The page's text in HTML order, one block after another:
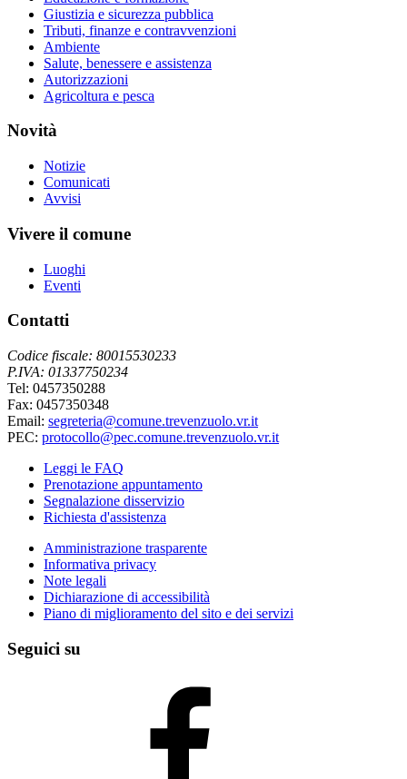
Giustizia e sicurezza pubblica
Tributi, finanze e contravvenzioni
Ambiente
Salute, benessere e assistenza
Autorizzazioni
Agricoltura e pesca
Novità
Notizie
Comunicati
Avvisi
Vivere il comune
Luoghi
Eventi
Contatti
Codice fiscale: 80015530233
P.IVA: 01337750234
Tel: 0457350288
Fax: 0457350348
Email: segreteria@comune.trevenzuolo.vr.it
PEC: protocollo@pec.comune.trevenzuolo.vr.it
Leggi le FAQ
Prenotazione appuntamento
Segnalazione disservizio
Richiesta d'assistenza
Amministrazione trasparente
Informativa privacy
Note legali
Dichiarazione di accessibilità
Piano di miglioramento del sito e dei servizi
Seguici su